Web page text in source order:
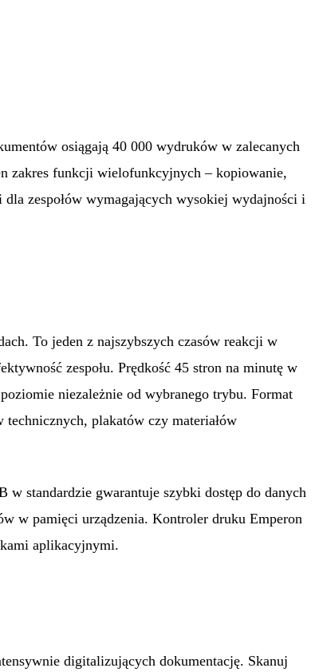
osiągają 40 000 wydruków w zalecanych
zakres funkcji wielofunkcyjnych – kopiowanie,
zespołów wymagających wysokiej wydajności i
To jeden z najszybszych czasów reakcji w
zespołu. Prędkość 45 stron na minutę w
niezależnie od wybranego trybu. Format
plakatów czy materiałów
w standardzie gwarantuje szybki dostęp do danych
w pamięci urządzenia. Kontroler druku Emperon
aplikacyjnymi.
digitalizujących dokumentację. Skanuj